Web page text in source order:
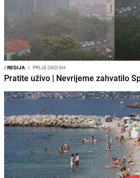
/REGIJA I PRIJE OKO 9H
Pratite uživo | Nevrijeme zahvatilo